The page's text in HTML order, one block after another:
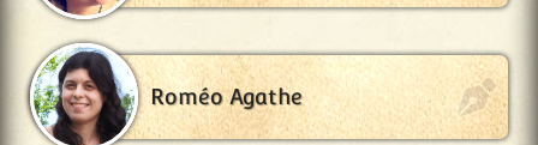
Roméo Agathe